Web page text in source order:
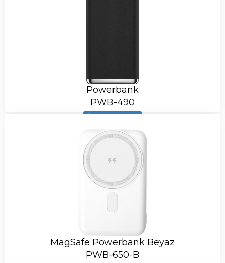
Powerbank
PWB-490
Ürün Stokta Yok
MagSafe Powerbank Beyaz
PWB-650-B